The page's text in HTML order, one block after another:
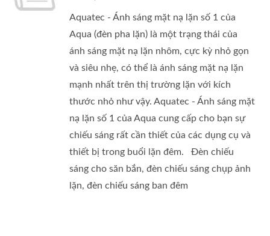
Aquatec - Ánh sáng mặt nạ lặn số 1 của
Aqua (đèn pha lặn) là một trạng thái của
ánh sáng mặt nạ lặn nhôm, cực kỳ nhỏ gọn
và siêu nhẹ, có thể là ánh sáng mặt nạ lặn
mạnh nhất trên thị trường lặn với kích
thước nhỏ như vậy. Aquatec - Ánh sáng mặt
nạ lặn số 1 của Aqua cung cấp cho bạn sự
chiếu sáng rất cần thiết của các dụng cụ và
thiết bị trong buổi lặn đêm. Đèn chiếu
sáng cho săn bắn, đèn chiếu sáng chụp ảnh
lặn, đèn chiếu sáng ban đêm